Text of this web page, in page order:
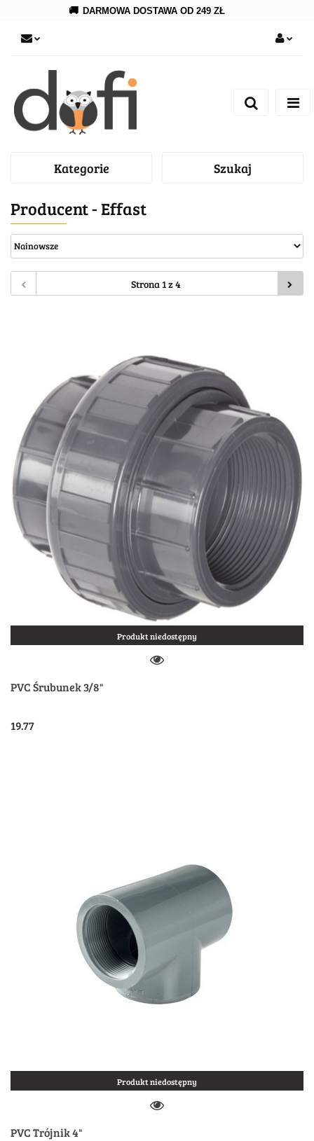
🚚 DARMOWA DOSTAWA OD 249 ZŁ
Zarejestruj się
Kategorie Szukaj
Producent - Effast
Produkt niedostępny
PVC Śrubunek 3/8"
19.77
Produkt niedostępny
PVC Trójnik 4"